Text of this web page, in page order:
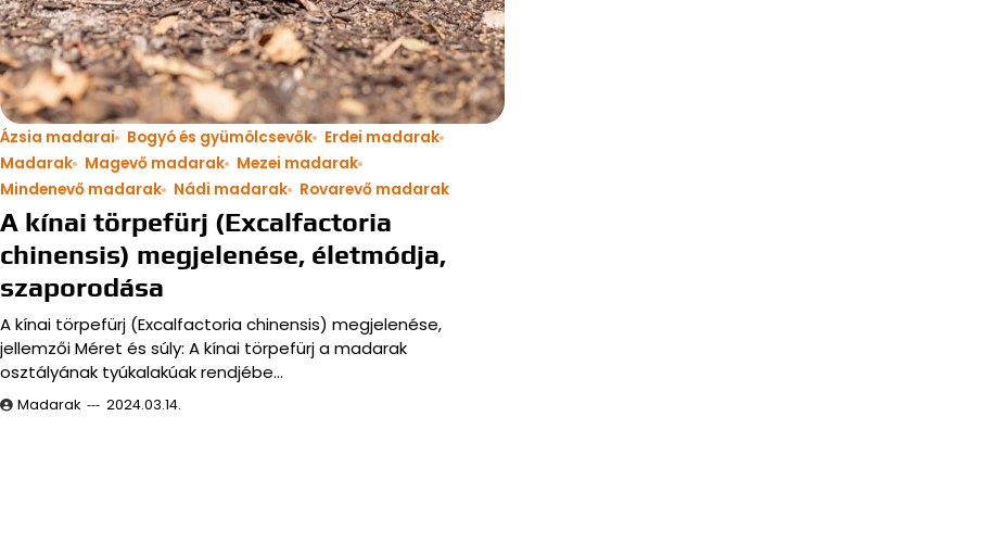
Ázsia madarai Bogyó és gyümölcsevők
Erdei madarak
Madarak
Magevő madarak
Mezei madarak
Mindenevő madarak
Nádi madarak Rovarevő madarak
A kínai törpefürj (Excalfactoria
chinensis) megjelenése, életmódja,
szaporodása
A kínai törpefürj (Excalfactoria chinensis) megjelenése,
jellemzői Méret és súly: A kínai törpefürj a madarak
osztályának tyúkalakúak rendjébe…
Madarak 2024.03.14.